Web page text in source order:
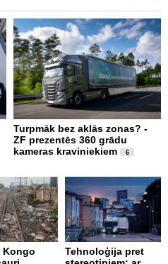
Turpmāk bez aklās zonas? -
ZF prezentēs 360 grādu
kameras kraviniekiem
6
Kongo
Tehnoloģija pret